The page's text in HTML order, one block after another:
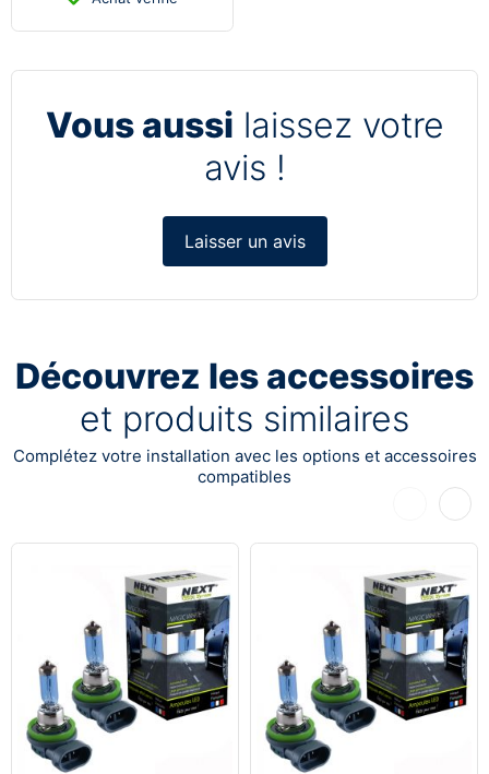
Vous aussi laissez votre
avis !
Laisser un avis
Découvrez les accessoires
et produits similaires
Complétez votre installation avec les options et accessoires
compatibles
Précédent